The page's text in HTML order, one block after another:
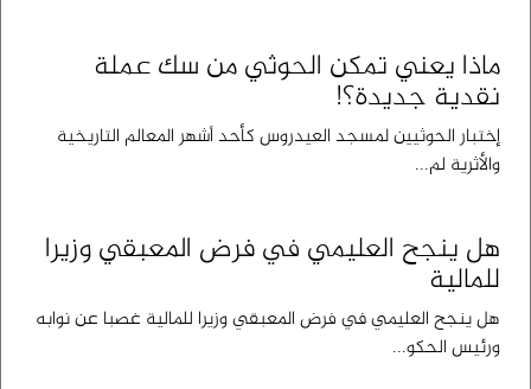
ماذا يعني تمكن الحوثي من سك عملة
نقدية جديدة؟!
إختبار الحوثيين لمسجد العيدروس كأحد أشهر المعالم التاريخية
والأثرية لم...
هل ينجح العليمي في فرض المعبقي وزيرا
للمالية
هل ينجح العليمي في فرض المعبقي وزيرا للمالية غصبا عن نوابه
ورئيس الحكو...